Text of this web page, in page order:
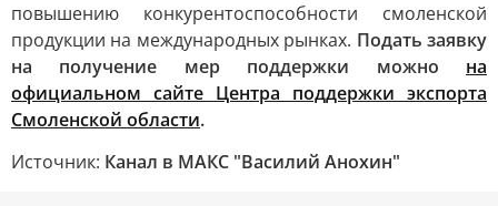
повышению конкурентоспособности смоленской
продукции на международных рынках. Подать заявку
на получение мер поддержки можно на
официальном сайте Центра поддержки экспорта
Смоленской области.
Источник: Канал в МАКС "Василий Анохин"